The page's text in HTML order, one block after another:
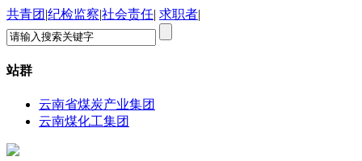
共青团 |纪检监察|社会责任| 求职者|
站群
云南省煤炭产业集团
云南煤化工集团